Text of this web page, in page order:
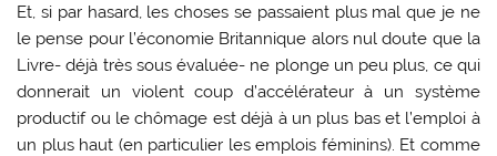
Et, si par hasard, les choses se passaient plus mal que je ne
le pense pour l’économie Britannique alors nul doute que la
Livre- déjà très sous évaluée- ne plonge un peu plus, ce qui
donnerait un violent coup d’accélérateur à un système
productif ou le chômage est déjà à un plus bas et l’emploi à
un plus haut (en particulier les emplois féminins). Et comme